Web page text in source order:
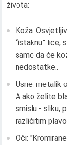
života:
Koža:
“istaknu” lice,
samo da će
nedostatke..
Usne: metalik
A ako želite
smislu - sliku,
različitim
Oči: